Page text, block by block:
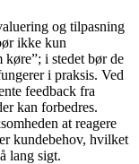
og tilpasning
ikke kun
køre”; i stedet bør de
i praksis. Ved
feedback fra
kan forbedres.
at reagere
kundebehov, hvilket
lang sigt.